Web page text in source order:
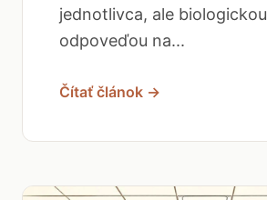
jednotlivca, ale biologickou
odpoveďou na...
Čítať článok →